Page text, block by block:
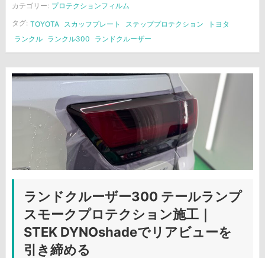
カテゴリー: プロテクションフィルム
タグ: TOYOTA スカッフプレート ステッププロテクション
トヨタ
ランクル
ランクル300 ランドクルーザー
ランドクルーザー300 テールランプ
スモークプロテクション施工｜
STEK DYNOshadeでリアビューを
引き締める